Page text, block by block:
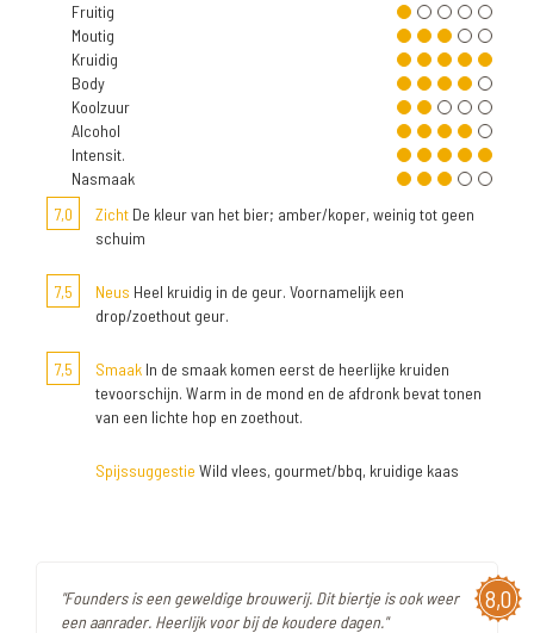
Fruitig
Moutig
Kruidig
Body
Koolzuur
Alcohol
Intensit.
Nasmaak
7,0
Zicht De kleur van het bier; amber/koper, weinig tot geen
schuim
7,5 Neus Heel kruidig in de geur. Voornamelijk een
drop/zoethout geur.
7,5 Smaak In de smaak komen eerst de heerlijke kruiden
tevoorschijn. Warm in de mond en de afdronk bevat tonen
van een lichte hop en zoethout.
Spijssuggestie Wild vlees, gourmet/bbq, kruidige kaas
8,0
"Founders is een geweldige brouwerij. Dit biertje is ook weer
een aanrader. Heerlijk voor bij de koudere dagen."